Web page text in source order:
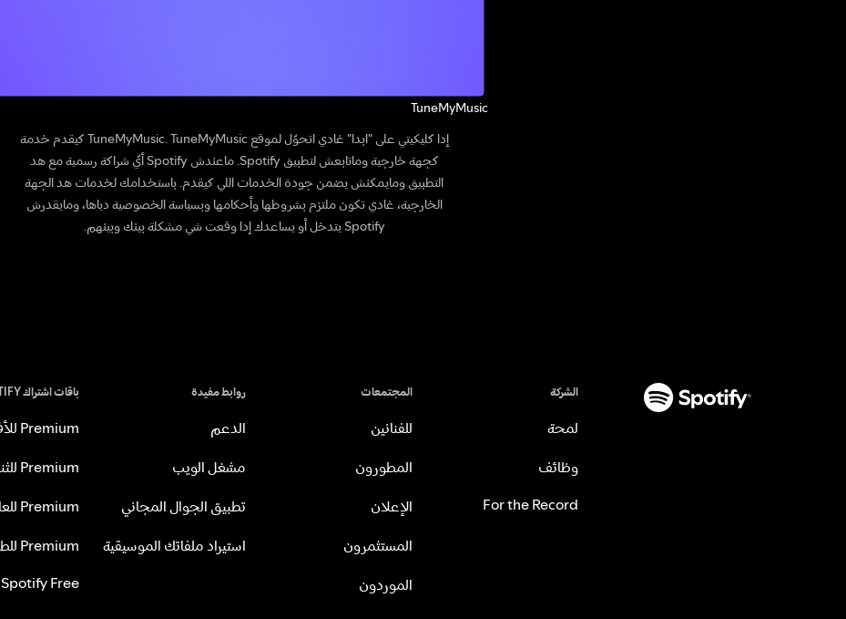
TuneMyMusic
إدا كليكيتي على "ابدا" غادي اتحوّل لموقع TuneMyMusic. TuneMyMusic كيقدم خدمة
كجهة خارجية وماتابعش لتطبيق Spotify. ماعندش Spotify أيّ شراكة رسمية مع هد
التطبيق ومايمكنش يضمن جودة الخدمات اللي كيقدم. باستخدامك لخدمات هد الجهة
الخارجية، غادي تكون ملتزم بشروطها وأحكامها وبسياسة الخصوصية دياها، ومايقدرش
Spotify يتدخل أو يساعدك إدا وقعت شي مشكلة بينك وبينهم.
الشركة
لمحة
وظائف
For the Record
المجتمعات
للفنانين
المطورون
الإعلان
المستثمرون
الموردون
روابط مفيدة
الدعم
مشغل الويب
تطبيق الجوال المجاني
استيراد ملفاتك الموسيقية
باقات اشتراك SPOTIFY
Premium للأفراد
Premium للثنائي
Premium للعائلة
Premium للطلاب
Spotify Free